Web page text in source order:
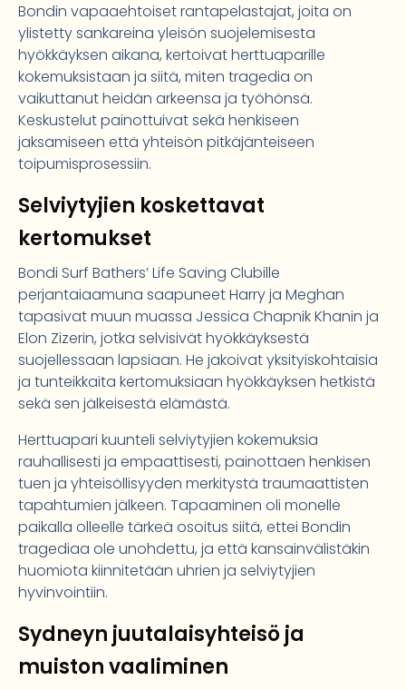
Bondin vapaaehtoiset rantapelastajat, joita on
ylistetty sankareina yleisön suojelemisesta
hyökkäyksen aikana, kertoivat herttuaparille
kokemuksistaan ja siitä, miten tragedia on
vaikuttanut heidän arkeensa ja työhönsä.
Keskustelut painottuivat sekä henkiseen
jaksamiseen että yhteisön pitkäjänteiseen
toipumisprosessiin.
Selviytyjien koskettavat
kertomukset
Bondi Surf Bathers’ Life Saving Clubille
perjantaiaamuna saapuneet Harry ja Meghan
tapasivat muun muassa Jessica Chapnik Khanin ja
Elon Zizerin, jotka selvisivät hyökkäyksestä
suojellessaan lapsiaan. He jakoivat yksityiskohtaisia
ja tunteikkaita kertomuksiaan hyökkäyksen hetkistä
sekä sen jälkeisestä elämästä.
Herttuapari kuunteli selviytyjien kokemuksia
rauhallisesti ja empaattisesti, painottaen henkisen
tuen ja yhteisöllisyyden merkitystä traumaattisten
tapahtumien jälkeen. Tapaaminen oli monelle
paikalla olleelle tärkeä osoitus siitä, ettei Bondin
tragediaa ole unohdettu, ja että kansainvälistäkin
huomiota kiinnitetään uhrien ja selviytyjien
hyvinvointiin.
Sydneyn juutalaisyhteisö ja
muiston vaaliminen